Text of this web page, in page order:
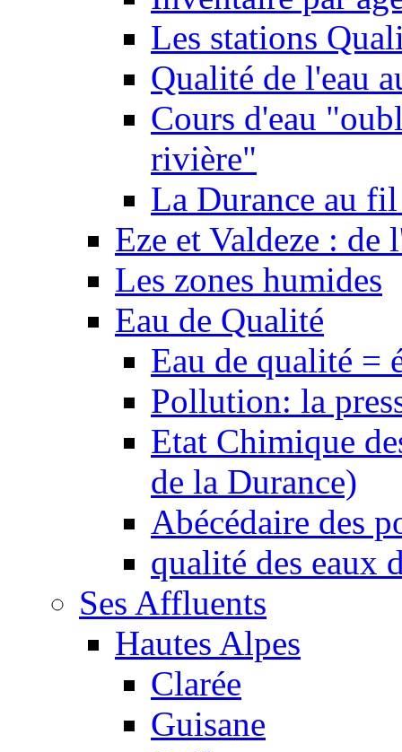
Les stations
Qualité de l'eau
Cours d'eau
rivière"
La Durance au
Eze et Valdeze : de
Les zones humides
Eau de Qualité
Eau de qualité =
Pollution: la
Etat Chimique
de la Durance)
Abécédaire des
qualité des eaux
Ses Affluents
Hautes Alpes
Clarée
Guisane